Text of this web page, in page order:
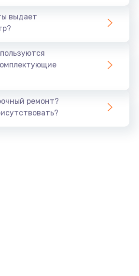
данных
Заказать
1060 руб.
выдает
ремонт?